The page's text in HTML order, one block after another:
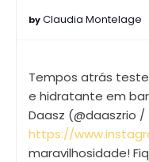
Claudia Montelage
Tempos atrás
e hidratante em
Daasz (@daaszrio /
https://
maravilhosidade!